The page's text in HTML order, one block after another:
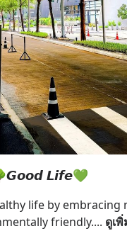
𝙇𝙞𝙛𝙚💚
life by embracing
friendly.... ดูเ